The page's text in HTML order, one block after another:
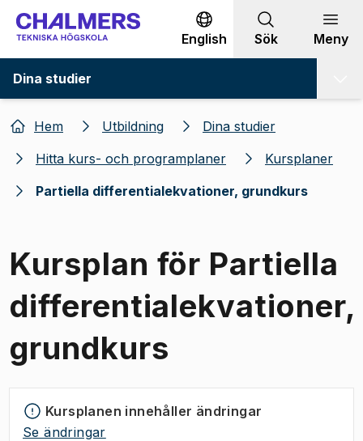
Gå till innehållet
English Sök Meny
Dina studier
Hem Utbildning
Dina studier
Hitta kurs- och programplaner
Kursplaner
Partiella differentialekvationer, grundkurs
Kursplan för Partiella
differentialekvationer,
grundkurs
Kursplanen innehåller ändringar
Se ändringar